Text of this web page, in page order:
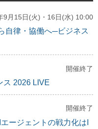
9月15日(火)・16日(水) 10:00
自律・協働へ─ビジネス
開催終了
ス 2026 LIVE
開催終了
ージェントの戦力化はI